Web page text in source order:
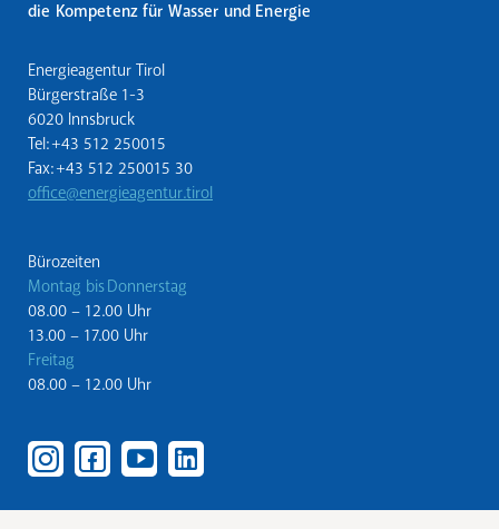
die Kompetenz für Wasser und Energie
Energieagentur Tirol
Bürgerstraße 1-3
6020 Innsbruck
Tel: +43 512 250015
Fax: +43 512 250015 30
office@energieagentur.tirol
Bürozeiten
Montag bis Donnerstag
08.00 – 12.00 Uhr
13.00 – 17.00 Uhr
Freitag
08.00 – 12.00 Uhr